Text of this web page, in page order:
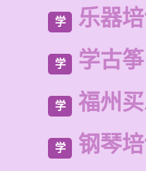
学 乐器
学 学古筝
学 福州
学 钢琴